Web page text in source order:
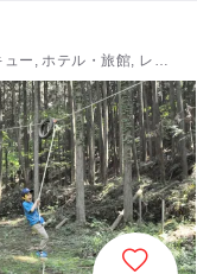
ー, ホテル・旅館, レス
ティ